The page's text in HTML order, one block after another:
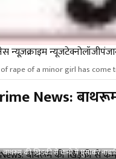
न्यूज़क्राइम न्यूजटेक्नोलॉजी
rape of a minor girl has come
News:
की खिड़की से कमरे में घुसाकर